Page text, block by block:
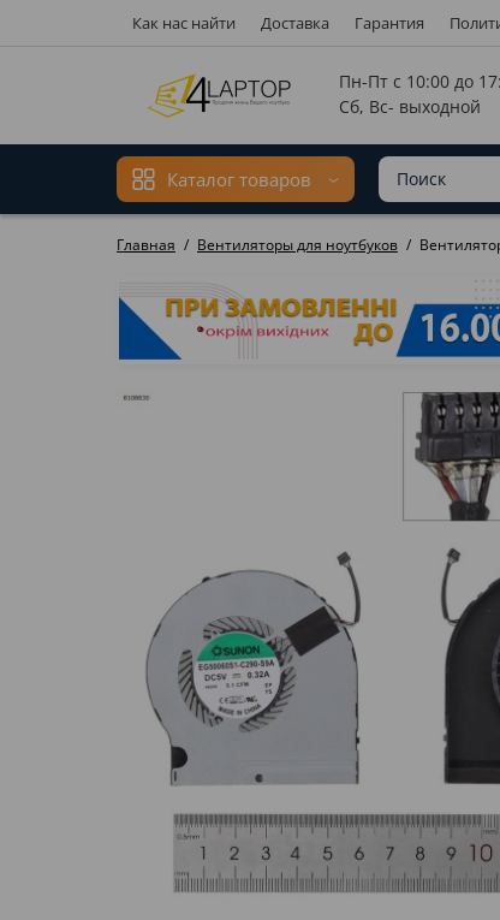
Как нас найти Доставка Гарантия
Пн-Пт с 10:00 до
Сб, Вс- выходной
Каталог товаров
Главная Вентиляторы для ноутбуков